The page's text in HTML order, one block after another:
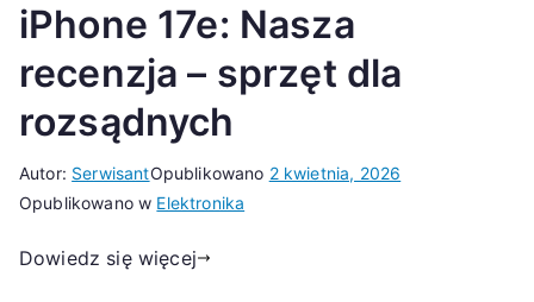
iPhone 17e: Nasza
recenzja – sprzęt dla
rozsądnych
Autor: SerwisantOpublikowano 2 kwietnia, 2026
Opublikowano w Elektronika
Dowiedz się więcej